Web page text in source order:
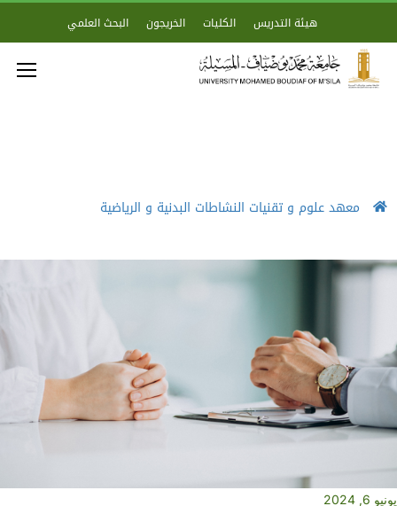
هيئة التدريس الكليات الخريجون البحث العلمي
معهد علوم و تقنيات النشاطات البدنية و الرياضية
يونيو 6, 2024